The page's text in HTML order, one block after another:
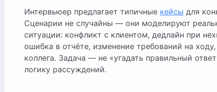
Интервьюер предлагает типичные кейсы для
Сценарии не случайны — они моделируют
ситуации: конфликт с клиентом, дедлайн при
ошибка в отчёте, изменение требований на
коллега. Задача — не «угадать правильный
логику рассуждений.